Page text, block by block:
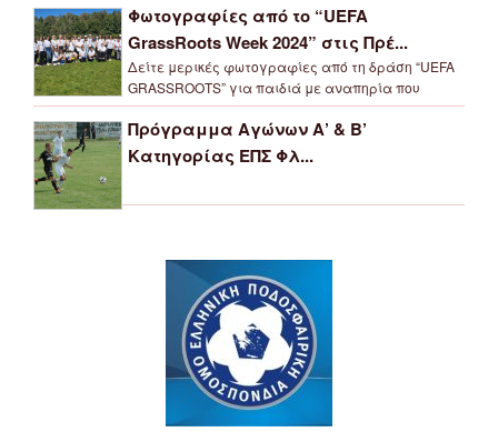
Φωτογραφίες από το “UEFA
GrassRoots Week 2024” στις Πρέ...
Δείτε μερικές φωτογραφίες από τη δράση “UEFA
GRASSROOTS” για παιδιά με αναπηρία που
Πρόγραμμα Αγώνων Α’ & Β’
Κατηγορίας ΕΠΣ Φλ...